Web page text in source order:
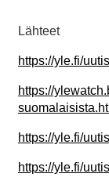
Lähteet
https://yle.fi/
https://
https://yle.fi/
https://yle.fi/